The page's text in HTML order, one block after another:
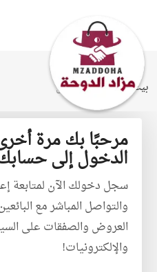
بيت تسجيل الدخول
مرحبًا بك مرة
الدخول إلى
سجل دخولك الآن لمتابعة
والتواصل المباشر مع
العروض والصفقات على
والإلكترونيات!